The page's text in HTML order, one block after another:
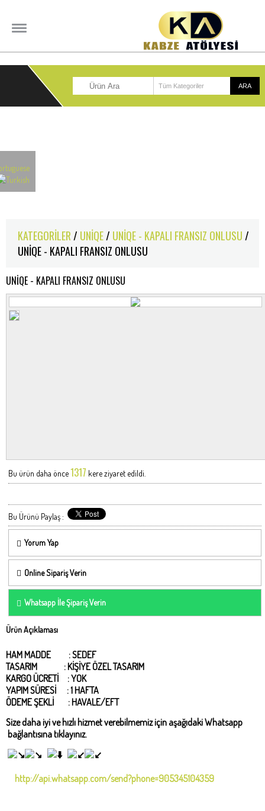
KATEGORILER/ UNİQE/ UNİQE - KAPALI FRANSIZ ONLUSU/
UNİQE - KAPALI FRANSIZ ONLUSU
UNİQE - KAPALI FRANSIZ ONLUSU
Bu ürün daha önce1317 kere ziyaret edildi.
Bu Ürünü Paylaş :
Yorum Yap
Online Sipariş Verin
Whatsapp İle Şipariş Verin
Ürün Açıklaması
HAM MADDE : SEDEF
TASARIM : KİŞİYE ÖZEL TASARIM
KARGO ÜCRETİ : YOK
YAPIM SÜRESİ : 1 HAFTA
ÖDEME ŞEKLİ : HAVALE/EFT
Size daha iyi ve hızlı hizmet verebilmemiz için aşağıdaki Whatsapp
bağlantısına tıklayınız.
http://api.whatsapp.com/send?phone=905345104359